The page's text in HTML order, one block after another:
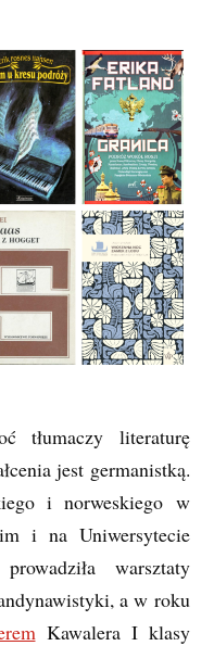
tłumaczy literaturę
jest germanistką.
i norweskiego w
i na Uniwersytecie
warsztaty
a w roku
Kawalera I klasy